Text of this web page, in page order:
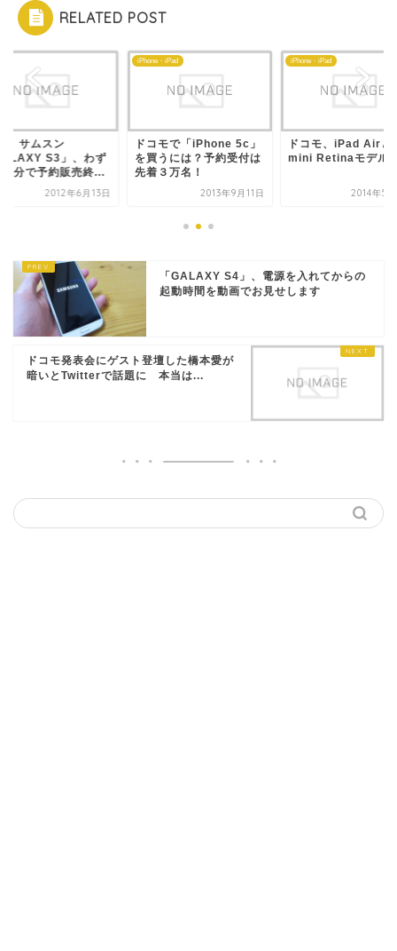
RELATED POST
！ サムスン
S3」、わず
分で予約販売終...
2012年6月13日
iPhone・iPad
ドコモで「iPhone 5c」
を買うには？予約受付は
先着３万名！
2013年9月11日
iPhone・iPad
ドコモ、iPad Airと
mini Retinaモデル
2014年5
「GALAXY S4」、電源を入れてからの
起動時間を動画でお見せします
ドコモ発表会にゲスト登壇した橋本愛が
暗いとTwitterで話題に 本当は...